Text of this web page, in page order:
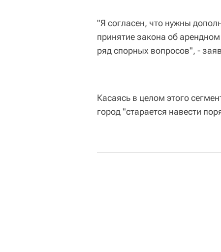
"Я согласен, что нужны
принятие закона об
ряд спорных вопросов", -
Касаясь в целом этого
город "старается навести